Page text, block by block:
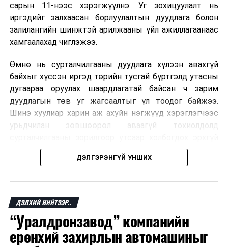
сарын 11-нээс хэрэгжүүлнэ. Уг зохицуулалт нь
иргэдийг залхаасан борлуулалтын дуудлага болон
залилангийн шинжтэй арилжааны үйл ажиллагаанаас
хамгаалахад чиглэжээ.
Өмнө нь сурталчилгааны дуудлага хүлээн авахгүй
байхыг хүссэн иргэд төрийн тусгай бүртгэлд утасны
дугаараа оруулах шаардлагатай байсан ч зарим
дуудлагын төв уг жагсаалтыг үл тоодог байжээ.
Шинэ хуулиар харин аж ахуйн нэгжүүд хэрэглэгчээс
урьдчилан зөвшөөрөл аваагүй тохиолдолд
болно. Иргэн өгсөн зөвшөөрлөө хүссэн үедээ цуцлах
Францын эрх баригчдын тооцоолсноор тус улсын
иргэдийн дөрөвний гурав орчим нь долоо хоног бүр
дор хаяж нэг удаа хүсээгүй сурталчилгааны дуудлага
хүлээн авдаг бөгөөд олон хүн үүнээс ч олон
дуудлагад өртдөг байна. Хэрэглэгчийн эрхийг
ДЭЛГЭРЭНГҮЙ УНШИХ
ДЭЛХИЙ НИЙТЭЭР..
“Уралдронзавод” компанийн
ерөнхий захирлын автомашиныг